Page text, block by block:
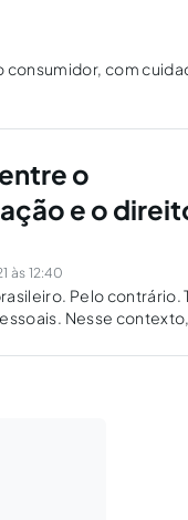
consumidor, com
o
e o
às 12:40
Pelo contrário.
Nesse